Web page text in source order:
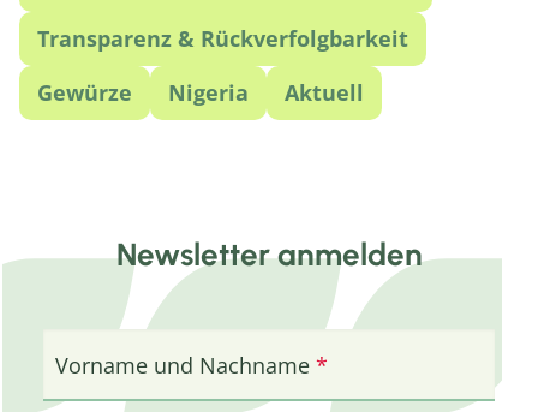
Transparenz & Rückverfolgbarkeit
Gewürze
Nigeria Aktuell
Newsletter anmelden
Vorname und Nachname